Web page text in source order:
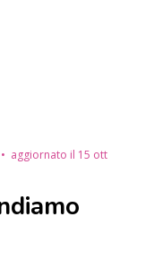
aggiornato il 15 ott